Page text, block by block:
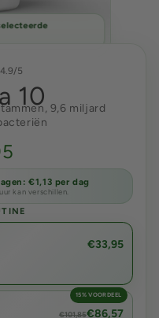
5
10 9,6 miljard
€1,13 per dag
kan verschillen.
€33,95
15% VOORDEEL
€101,85€86,57